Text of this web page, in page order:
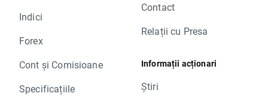
Indici
Forex
Cont și Comisioane
Specificațiile
Contact
Relații cu Presa
Informații acționari
Știri